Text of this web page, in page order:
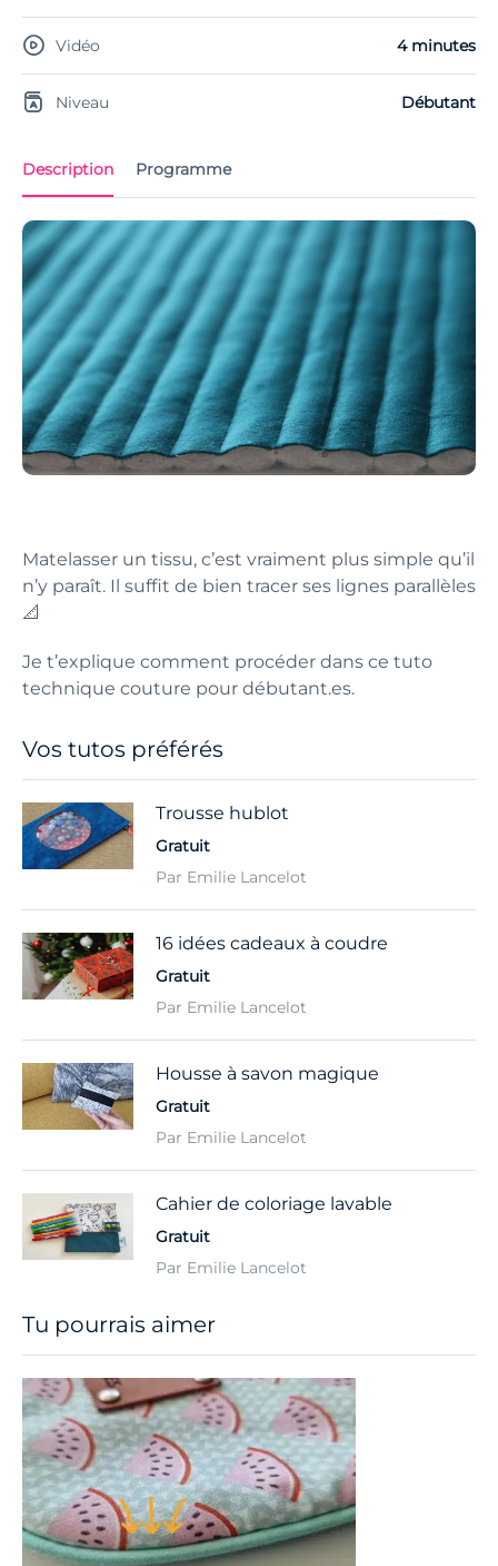
Description Programme
Matelasser un tissu, c’est vraiment plus simple qu’il
n’y paraît. Il suffit de bien tracer ses lignes parallèles
📐
Je t’explique comment procéder dans ce tuto
technique couture pour débutant.es.
Tu pourrais aimer
Vidéo 4 minutes
Niveau Débutant
Vos tutos préférés
Trousse hublot
Gratuit
Par Emilie Lancelot
16 idées cadeaux à coudre
Gratuit
Par Emilie Lancelot
Housse à savon magique
Gratuit
Par Emilie Lancelot
Cahier de coloriage lavable
Gratuit
Par Emilie Lancelot